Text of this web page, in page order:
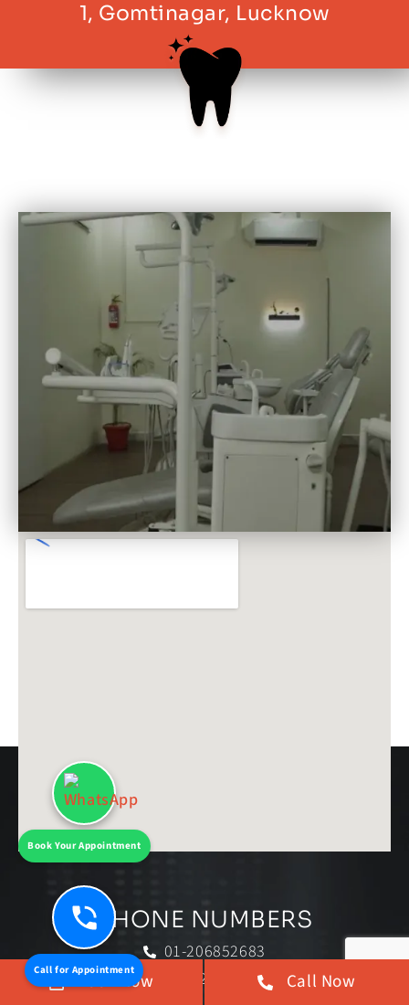
Book Your Appointment
Call for Appointment
1, Gomtinagar, Lucknow
PHONE NUMBERS
01-206852683
07992074028
Book Now Call Now